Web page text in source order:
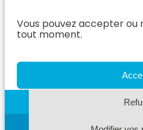
Vous pouvez accepter ou
tout moment.
cas
Nous rejoindre
AzurVet
ORL)
L’Équipe
En